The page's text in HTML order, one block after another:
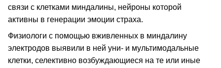
связи с клетками миндалины, нейроны которой
активны в генерации эмоции страха.
Физиологи с помощью вживленных в миндалину
электродов выявили в ней уни- и мультимодальные
клетки, селективно возбуждающиеся на те или иные